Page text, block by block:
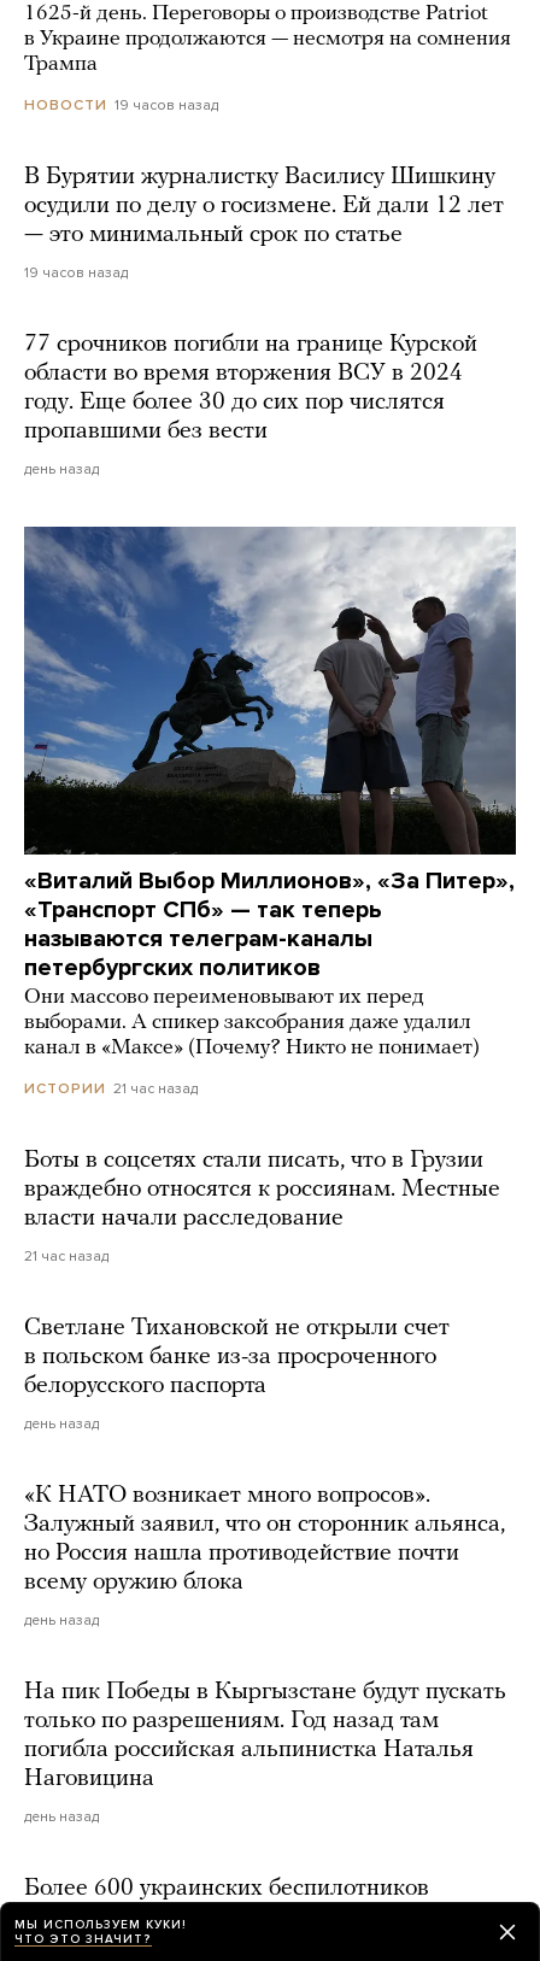
1625-й день. Переговоры о производстве Patriot
в Украине продолжаются — несмотря на сомнения
Трампа
НОВОСТИ 19 часов назад
В Бурятии журналистку Василису Шишкину
осудили по делу о госизмене. Ей дали 12 лет
— это минимальный срок по статье
19 часов назад
77 срочников погибли на границе Курской
области во время вторжения ВСУ в 2024
году. Еще более 30 до сих пор числятся
пропавшими без вести
день назад
«Виталий Выбор Миллионов», «За Питер»,
«Транспорт СПб» — так теперь
называются телеграм-каналы
петербургских политиков
Они массово переименовывают их перед
выборами. А спикер заксобрания даже удалил
канал в «Максе» (Почему? Никто не понимает)
ИСТОРИИ 21 час назад
Боты в соцсетях стали писать, что в Грузии
враждебно относятся к россиянам. Местные
власти начали расследование
21 час назад
Светлане Тихановской не открыли счет
в польском банке из-за просроченного
белорусского паспорта
день назад
«К НАТО возникает много вопросов».
Залужный заявил, что он сторонник альянса,
но Россия нашла противодействие почти
всему оружию блока
день назад
На пик Победы в Кыргызстане будут пускать
только по разрешениям. Год назад там
погибла российская альпинистка Наталья
Наговицина
день назад
Более 600 украинских беспилотников
атаковали Россию и Крым за одну ночь.
В Тверской области под удар опять попал
МЫ ИСПОЛЬЗУЕМ КУКИ!
ЧТО ЭТО ЗНАЧИТ?